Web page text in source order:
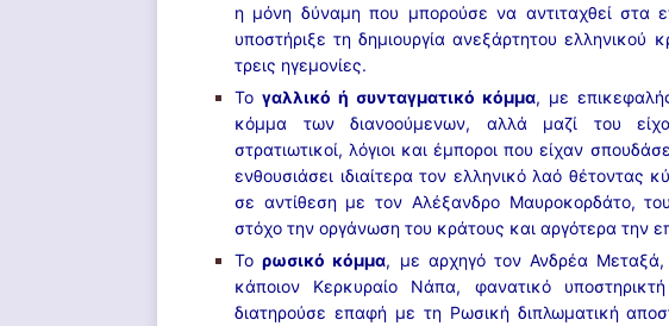
η μόνη δύναμη που μπορούσε να αντιταχθεί στα
υποστήριξε τη δημιουργία ανεξάρτητου ελληνικού
τρεις ηγεμονίες.
Το γαλλικό ή συνταγματικό κόμμα, με
κόμμα των διανοούμενων, αλλά μαζί του
στρατιωτικοί, λόγιοι και έμποροι που είχαν
ενθουσιάσει ιδιαίτερα τον ελληνικό λαό θέτοντας
σε αντίθεση με τον Αλέξανδρο Μαυροκορδάτο,
στόχο την οργάνωση του κράτους και αργότερα την
Τορωσικό κόμμα, με αρχηγό τον Ανδρέα
κάποιον Κερκυραίο Νάπα, φανατικό
διατηρούσε επαφή με τη Ρωσική διπλωματική